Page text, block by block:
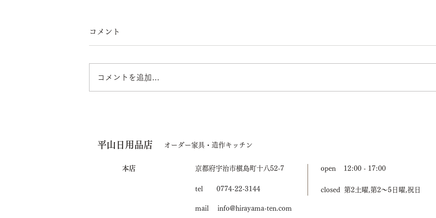
コメント
コメントを追加…
平山日用品店
本店
オーダー家具・造作キッチン
京都府宇治市槇島町十八52-7
tel 0774-22-3144
open 12:00 - 17:00
closed 第2土曜,第2〜5日曜,祝日
mail info@hirayama-ten.com